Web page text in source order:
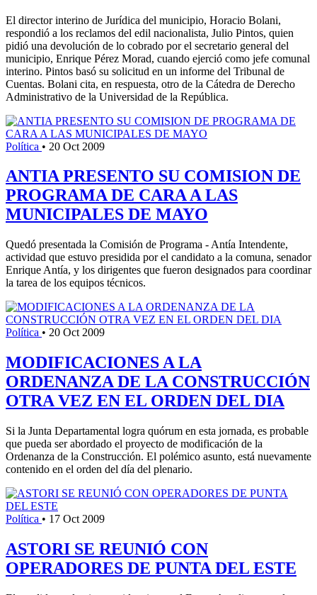
El director interino de Jurídica del municipio, Horacio Bolani,
respondió a los reclamos del edil nacionalista, Julio Pintos, quien
pidió una devolución de lo cobrado por el secretario general del
municipio, Enrique Pérez Morad, cuando ejerció como jefe comunal
interino. Pintos basó su solicitud en un informe del Tribunal de
Cuentas. Bolani cita, en respuesta, otro de la Cátedra de Derecho
Administrativo de la Universidad de la República.
Política • 20 Oct 2009
ANTIA PRESENTO SU COMISION DE
PROGRAMA DE CARA A LAS
MUNICIPALES DE MAYO
Quedó presentada la Comisión de Programa - Antía Intendente,
actividad que estuvo presidida por el candidato a la comuna, senador
Enrique Antía, y los dirigentes que fueron designados para coordinar
la tarea de los equipos técnicos.
Política • 20 Oct 2009
MODIFICACIONES A LA
ORDENANZA DE LA CONSTRUCCIÓN
OTRA VEZ EN EL ORDEN DEL DIA
Si la Junta Departamental logra quórum en esta jornada, es probable
que pueda ser abordado el proyecto de modificación de la
Ordenanza de la Construcción. El polémico asunto, está nuevamente
contenido en el orden del día del plenario.
Política • 17 Oct 2009
ASTORI SE REUNIÓ CON
OPERADORES DE PUNTA DEL ESTE